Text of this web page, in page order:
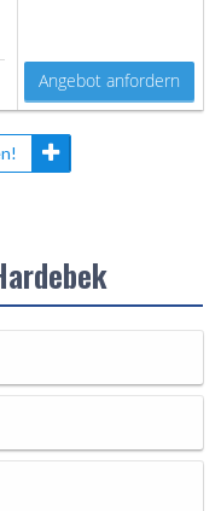
Angebot anfordern